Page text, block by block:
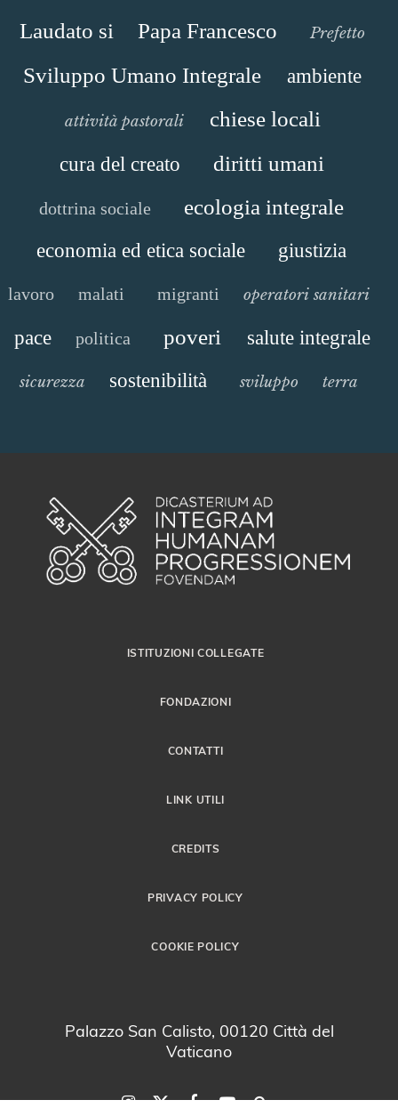
Laudato si Papa Francesco Prefetto
Sviluppo Umano Integrale ambiente
attività pastorali chiese locali
cura del creato diritti umani
dottrina sociale ecologia integrale
economia ed etica sociale giustizia
lavoro malati migranti operatori sanitari
pace politica poveri salute integrale
sicurezza sostenibilità sviluppo terra
ISTITUZIONI COLLEGATE
FONDAZIONI
CONTATTI
LINK UTILI
CREDITS
PRIVACY POLICY
COOKIE POLICY
Palazzo San Calisto, 00120 Città del
Vaticano